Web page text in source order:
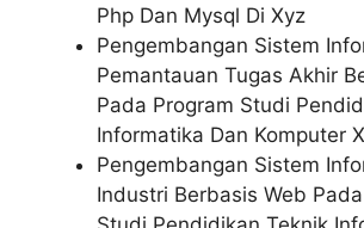
Php Dan Mysql Di Xyz
Pengembangan Sistem
Pemantauan Tugas Akhir
Pada Program Studi
Informatika Dan Komputer
Pengembangan Sistem
Industri Berbasis Web